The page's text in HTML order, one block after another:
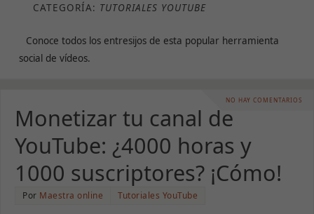
CATEGORÍA: TUTORIALES YOUTUBE
Conoce todos los entresijos de esta popular herramienta
social de vídeos.
NO HAY COMENTARIOS
Monetizar tu canal de
YouTube: ¿4000 horas y
1000 suscriptores? ¡Cómo!
Por Maestra online Tutoriales YouTube